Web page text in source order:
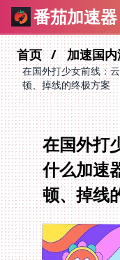
番茄加速器
首页 加速国
在国外打少女前线：
顿、掉线的终极方案
在国外打
什么加速
顿、掉线